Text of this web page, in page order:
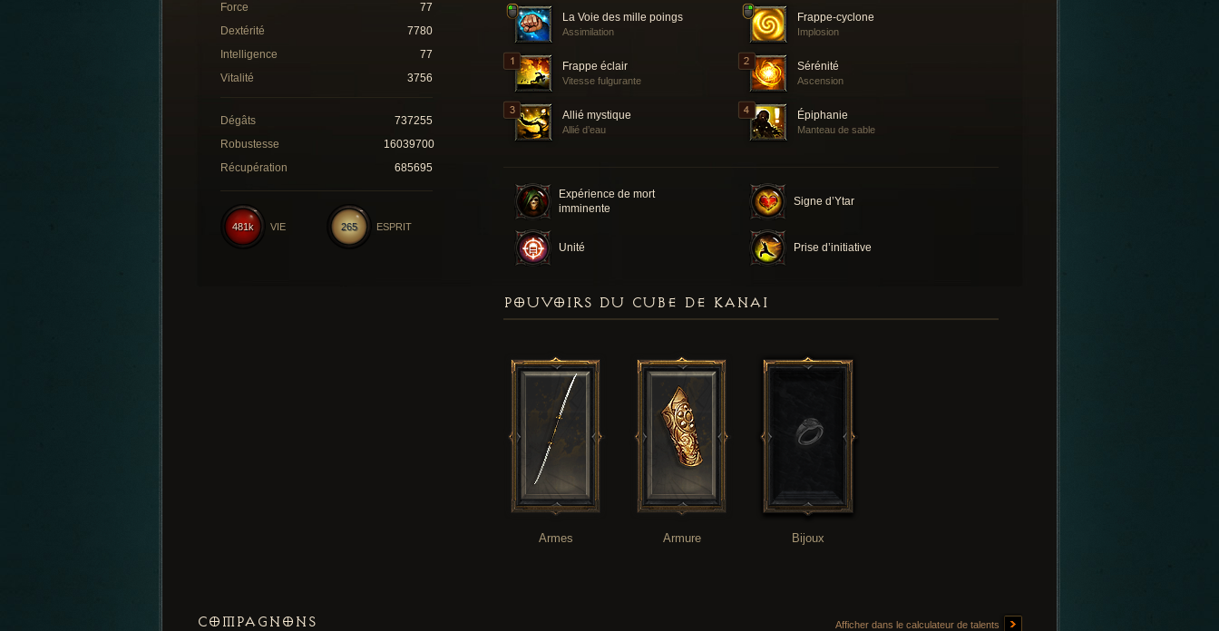
La Voie des mille poings
Assimilation
Frappe-cyclone
Implosion
Frappe éclair
Vitesse fulgurante
Sérénité
Ascension
Allié mystique
Allié d’eau
Épiphanie
Manteau de sable
Expérience de mort
imminente
Signe d’Ytar
Unité Prise d’initiative
Force
77
Dextérité
7780
Intelligence
77
Vitalité
3756
Dégâts
737255
Robustesse
16039700
Récupération
685695
265 ESPRIT
481k VIE
POUVOIRS DU CUBE DE KANAI
Armes Armure Bijoux
COMPAGNONS Afficher dans le calculateur de talents